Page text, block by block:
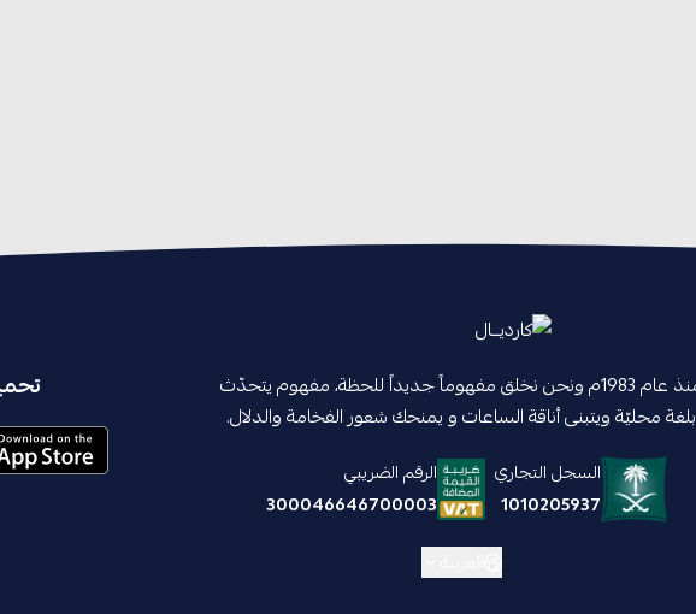
منذ عام 1983م ونحن نخلق مفهوماً جديداً للحظة، مفهوم يتحدّث
بلغة محليّة ويتبنى أناقة الساعات و يمنحك شعور الفخامة والدلال.
السجل التجاري
1010205937
الرقم الضريبي
300046646700003